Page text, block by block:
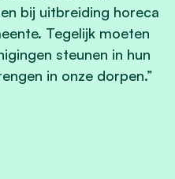
bij uitbreiding horeca
Tegelijk moeten
steunen in hun
in onze dorpen.”